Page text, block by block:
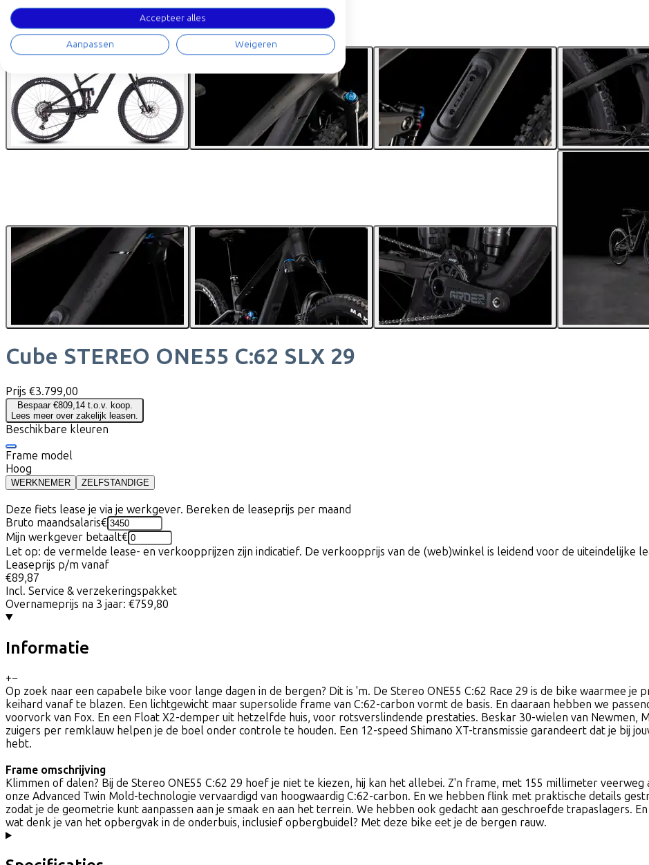
Cube STEREO ONE55 C:62 SLX 29
Prijs €3.799,00
Bespaar €809,14 t.o.v. koop.
Lees meer over zakelijk leasen.
Beschikbare kleuren
Frame model
Hoog
WERKNEMER ZELFSTANDIGE
Deze fiets lease je via je werkgever. Bereken de leaseprijs per maand
Bruto maandsalaris€
Mijn werkgever betaalt€
Let op: de vermelde lease- en verkoopprijzen zijn indicatief. De verkoopprijs van de (web)winkel is leidend voor de uiteindelijke
Leaseprijs p/m vanaf
€89,87
Incl. Service & verzekeringspakket
Overnameprijs na 3 jaar: €759,80
Informatie
+−
Op zoek naar een capabele bike voor lange dagen in de bergen? Dit is 'm. De Stereo ONE55 C:62 Race 29 is de bike waarmee
keihard vanaf te blazen. Een lichtgewicht maar supersolide frame van C:62-carbon vormt de basis. En daaraan hebben we
voorvork van Fox. En een Float X2-demper uit hetzelfde huis, voor rotsverslindende prestaties. Beskar 30-wielen van Newmen,
zuigers per remklauw helpen je de boel onder controle te houden. Een 12-speed Shimano XT-transmissie garandeert dat je bij
hebt.
Frame omschrijving
Klimmen of dalen? Bij de Stereo ONE55 C:62 29 hoef je niet te kiezen, hij kan het allebei. Z'n frame, met 155 millimeter
onze Advanced Twin Mold-technologie vervaardigd van hoogwaardig C:62-carbon. En we hebben flink met praktische details
zodat je de geometrie kunt aanpassen aan je smaak en aan het terrein. We hebben ook gedacht aan geschroefde trapaslagers.
wat denk je van het opbergvak in de onderbuis, inclusief opbergbuidel? Met deze bike eet je de bergen rauw.
Accepteer alles
Aanpassen Weigeren